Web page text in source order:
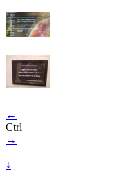
←
Ctrl
→
↓